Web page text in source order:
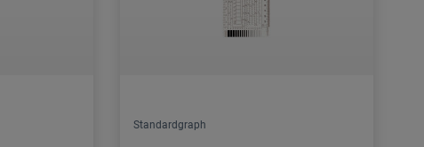
Standardgraph